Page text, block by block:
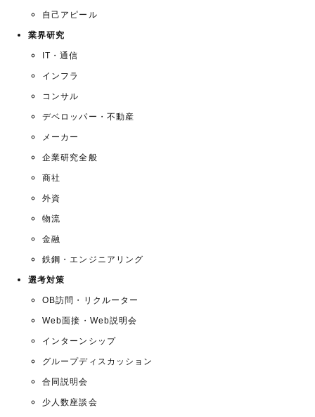
自己アピール
業界研究
IT・通信
インフラ
コンサル
デベロッパー・不動産
メーカー
企業研究全般
商社
外資
物流
金融
鉄鋼・エンジニアリング
選考対策
OB訪問・リクルーター
Web面接・Web説明会
インターンシップ
グループディスカッション
合同説明会
少人数座談会